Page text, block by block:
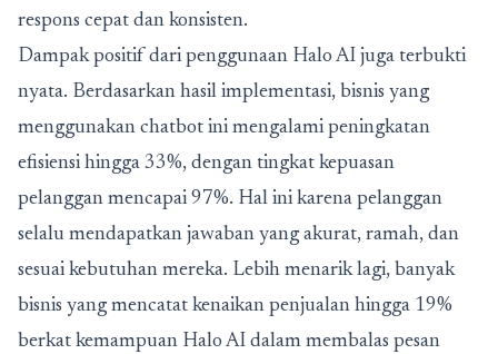
respons cepat dan konsisten.
Dampak positif dari penggunaan Halo AI juga terbukti
nyata. Berdasarkan hasil implementasi, bisnis yang
menggunakan chatbot ini mengalami peningkatan
efisiensi hingga 33%, dengan tingkat kepuasan
pelanggan mencapai 97%. Hal ini karena pelanggan
selalu mendapatkan jawaban yang akurat, ramah, dan
sesuai kebutuhan mereka. Lebih menarik lagi, banyak
bisnis yang mencatat kenaikan penjualan hingga 19%
berkat kemampuan Halo AI dalam membalas pesan